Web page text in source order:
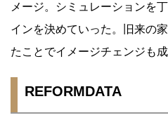
メージ。シミュレーションを
インを決めていった。旧来の
たことでイメージチェンジも成
REFORMDATA